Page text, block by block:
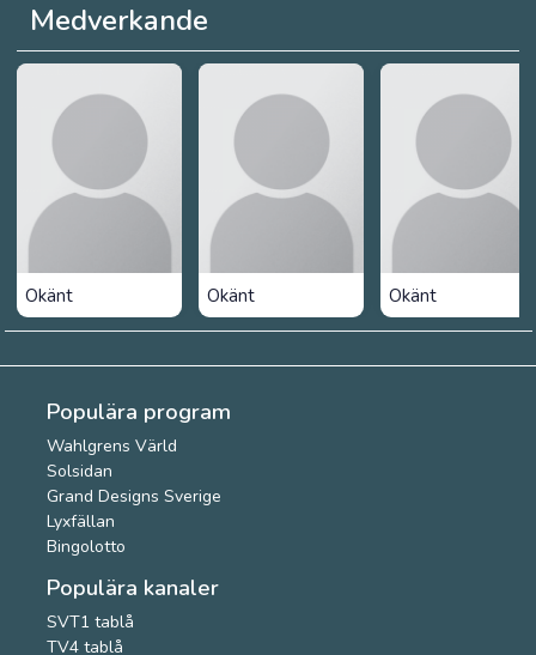
Medverkande
Okänt Okänt Okänt
Populära program
Wahlgrens Värld
Solsidan
Grand Designs Sverige
Lyxfällan
Bingolotto
Populära kanaler
SVT1 tablå
TV4 tablå